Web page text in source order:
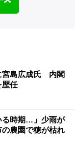
宮島広成氏 内閣
歴任
る時期…」少雨が
農園で穂が枯れ